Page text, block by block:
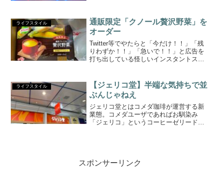
ライフスタイル
通販限定「クノール贅沢野菜」を
オーダー
Twitter等でやたらと「今だけ！！」「残
りわずか！！」「急いで！！」と広告を
打ち出している怪しいインスタントスー
手軽に購入できると言えばクノールのス
ープを置いて他に...
ライフスタイル
【ジェリコ堂】半端な気持ちで並
ぶんじゃねえ
ジェリコ堂とはコメダ珈琲が運営する新
業態。コメダユーザであればお馴染み
「ジェリコ」というコーヒーゼリードリ
スポンサーリンク